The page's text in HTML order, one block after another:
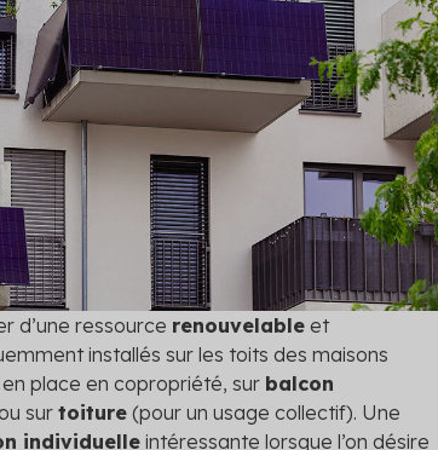
les
Diagnostic technique
Assurez la pérennité de
avec un diagnostic
d’une ressource renouvelable et
installés sur les toits des maisons
place en copropriété, sur balcon
surtoiture (pour un usage collectif). Une
individuelleintéressante lorsque l’on désire